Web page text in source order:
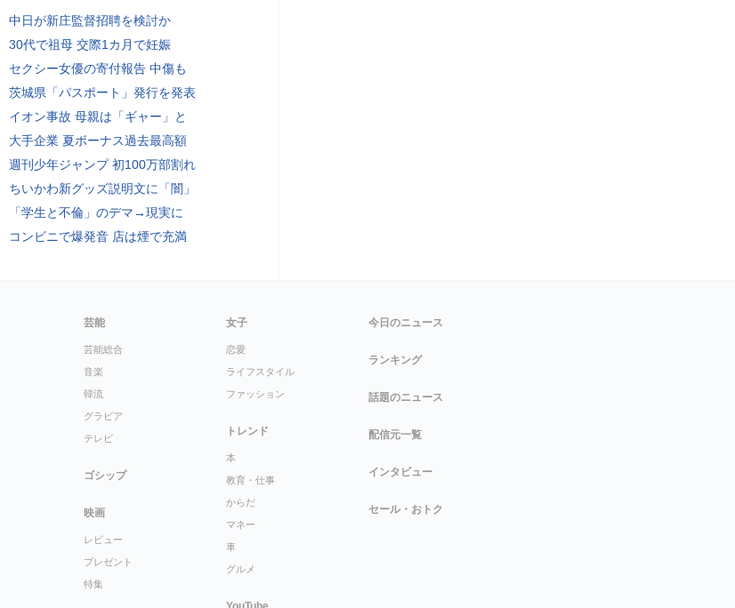
中日が新庄監督招聘を検討か
30代で祖母 交際1カ月で妊娠
セクシー女優の寄付報告 中傷も
茨城県「パスポート」発行を発表
イオン事故 母親は「ギャー」と
大手企業 夏ボーナス過去最高額
週刊少年ジャンプ 初100万部割れ
ちいかわ新グッズ説明文に「闇」
「学生と不倫」のデマ→現実に
コンビニで爆発音 店は煙で充満
芸能
芸能総合
音楽
韓流
グラビア
テレビ
ゴシップ
映画
レビュー
プレゼント
特集
女子
恋愛
ライフスタイル
ファッション
トレンド
本
教育・仕事
からだ
マネー
車
グルメ
今日のニュース
ランキング
話題のニュース
配信元一覧
インタビュー
セール・おトク